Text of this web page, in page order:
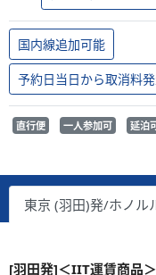
国内線追加可能
予約日当日から取消料
直行便 一人参加可 延泊
東京 (羽田)発/ホノル
[羽田発]＜IIT運賃商品